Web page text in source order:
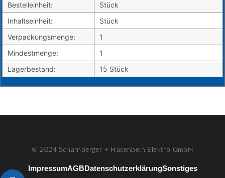
Bestelleinheit:
Stück
Inhaltseinheit:
Stück
Verpackungsmenge:
1
Mindestmenge:
1
Lagerbestand:
15 Stück
© 2024 Scharnberger + Hasenbein Elektro GmbH
ImpressumAGBDatenschutzerklärungSonstiges